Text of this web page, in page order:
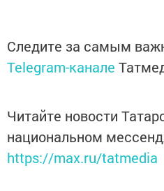
Следите за самым
Telegram-канале
Читайте новости
национальном
https://max.ru/tatmedia